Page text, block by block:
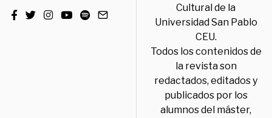
Cultural de la
Universidad San Pablo
CEU.
Todos los contenidos de
la revista son
redactados, editados y
publicados por los
alumnos del máster,